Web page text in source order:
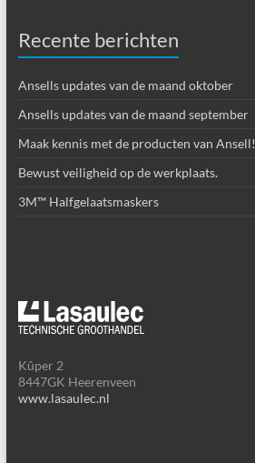
Recente berichten
Ansells updates van de maand oktober
Ansells updates van de maand september
Maak kennis met de producten van Ansell!
Bewust veiligheid op de werkplaats.
3M™ Halfgelaatsmaskers
Kûper 2
8447GK Heerenveen
www.lasaulec.nl